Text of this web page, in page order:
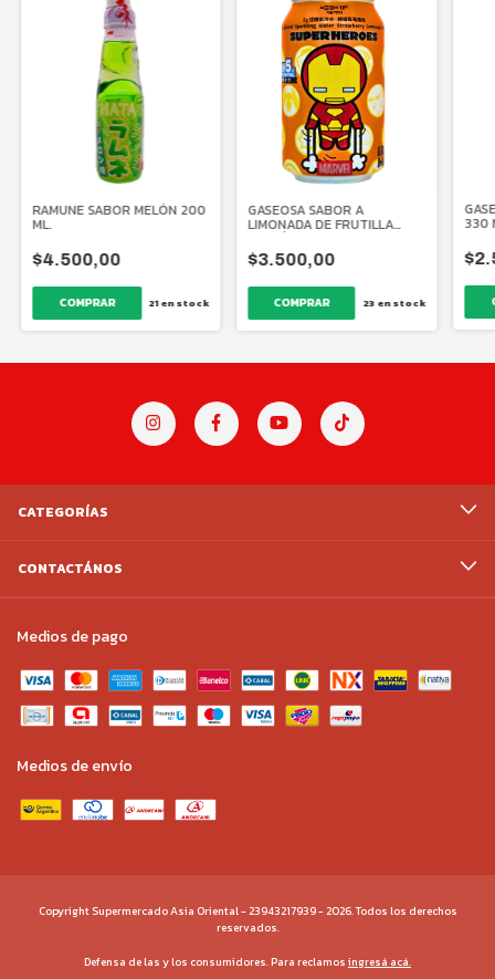
RAMUNE SABOR MELÓN 200
ML.
$4.500,00
21en stock
GASEOSA SABOR A
LIMONADA DE FRUTILLA
EDICIÓN ESPECIAL MARVEL
330 ML.
$3.500,00
23 en stock
330
CATEGORÍAS
CONTACTÁNOS
Medios de pago
Medios de envío
Copyright Supermercado Asia Oriental - 23943217939 - 2026. Todos los derechos
reservados.
Defensa de las y los consumidores. Para reclamos ingresá acá.